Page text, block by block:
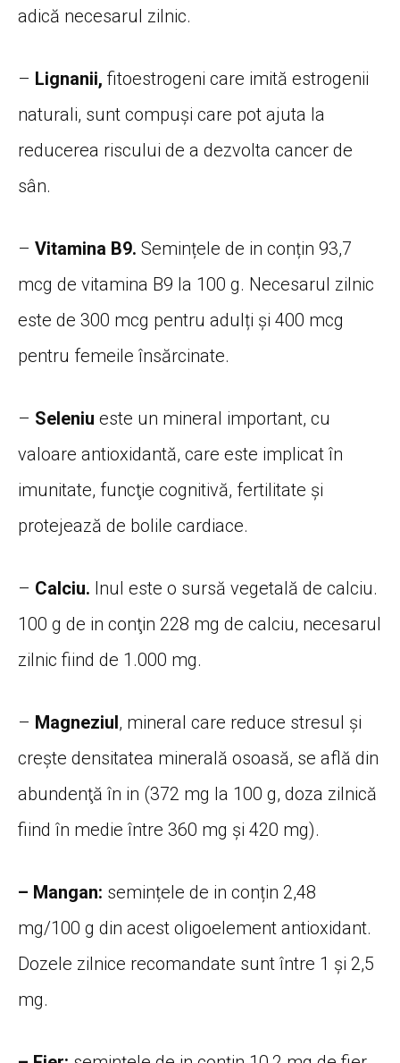
adică necesarul zilnic.
– Lignanii, fitoestrogeni care imită estrogenii
naturali, sunt compuşi care pot ajuta la
reducerea riscului de a dezvolta cancer de
sân.
– Vitamina B9. Semințele de in conțin 93,7
mcg de vitamina B9 la 100 g. Necesarul zilnic
este de 300 mcg pentru adulți și 400 mcg
pentru femeile însărcinate.
– Seleniu este un mineral important, cu
valoare antioxidantă, care este implicat în
imunitate, funcţie cognitivă, fertilitate şi
protejează de bolile cardiace.
– Calciu. Inul este o sursă vegetală de calciu.
100 g de in conţin 228 mg de calciu, necesarul
zilnic fiind de 1.000 mg.
– Magneziul, mineral care reduce stresul şi
creşte densitatea minerală osoasă, se află din
abundenţă în in (372 mg la 100 g, doza zilnică
fiind în medie între 360 mg și 420 mg).
– Mangan: semințele de in conțin 2,48
mg/100 g din acest oligoelement antioxidant.
Dozele zilnice recomandate sunt între 1 și 2,5
mg.